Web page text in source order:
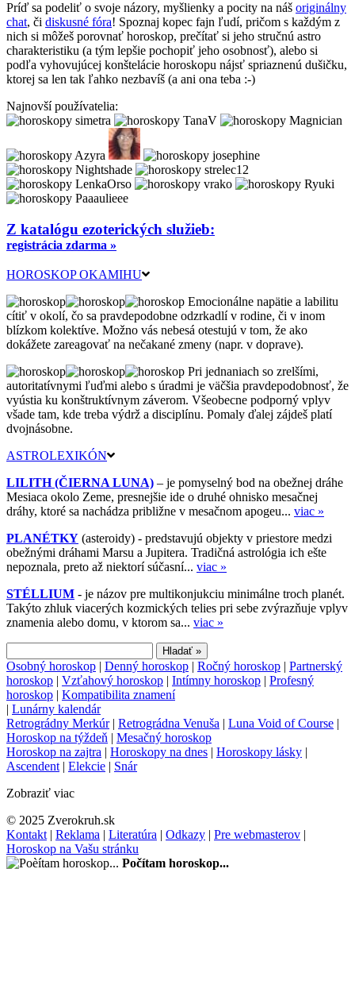
Príď sa podeliť o svoje názory, myšlienky a pocity na náš originálny
chat, či diskusné fóra! Spoznaj kopec fajn ľudí, pričom s každým z
nich si môžeš porovnať horoskop, prečítať si jeho stručnú astro
charakteristiku (a tým lepšie pochopiť jeho osobnosť), alebo si
podľa vyhovujúcej konštelácie horoskopu nájsť spriaznenú dušičku,
ktorej sa len tak ľahko nezbavíš (a ani ona teba :-)
Najnovší používatelia:
Z katalógu ezoterických služieb:
registrácia zdarma »
HOROSKOP OKAMIHU
Emocionálne napätie a labilitu
cítiť v okolí, čo sa pravdepodobne odzrkadlí v rodine, či v inom
blízkom kolektíve. Možno vás nebesá otestujú v tom, že ako
dokážete zareagovať na nečakané zmeny (napr. v doprave).
Pri jednaniach so zrelšími,
autoritatívnymi ľuďmi alebo s úradmi je väčšia pravdepodobnosť, že
vyústia ku konštruktívnym záverom. Všeobecne podporný vplyv
všade tam, kde treba výdrž a disciplínu. Pomaly ďalej zájdeš platí
dvojnásobne.
ASTROLEXIKÓN
LILITH (ČIERNA LUNA) – je pomyselný bod na obežnej dráhe
Mesiaca okolo Zeme, presnejšie ide o druhé ohnisko mesačnej
dráhy, ktoré sa nachádza približne v mesačnom apogeu... viac »
PLANÉTKY (asteroidy) - predstavujú objekty v priestore medzi
obežnými dráhami Marsu a Jupitera. Tradičná astrológia ich ešte
nepoznala, preto až niektorí súčasní... viac »
STÉLLIUM - je názov pre multikonjukciu minimálne troch planét.
Takýto zhluk viacerých kozmických telies pri sebe zvýrazňuje vplyv
znamenia alebo domu, v ktorom sa... viac »
Osobný horoskop | Denný horoskop | Ročný horoskop | Partnerský
horoskop | Vzťahový horoskop | Intímny horoskop | Profesný
horoskop | Kompatibilita znamení
| Lunárny kalendár
Retrográdny Merkúr| Retrográdna Venuša | Luna Void of Course |
Horoskop na týždeň | Mesačný horoskop
Horoskop na zajtra | Horoskopy na dnes | Horoskopy lásky |
Ascendent | Elekcie | Snár
Zobraziť viac
© 2025 Zverokruh.sk
Kontakt | Reklama | Literatúra | Odkazy | Pre webmasterov |
Horoskop na Vašu stránku
Počítam horoskop...